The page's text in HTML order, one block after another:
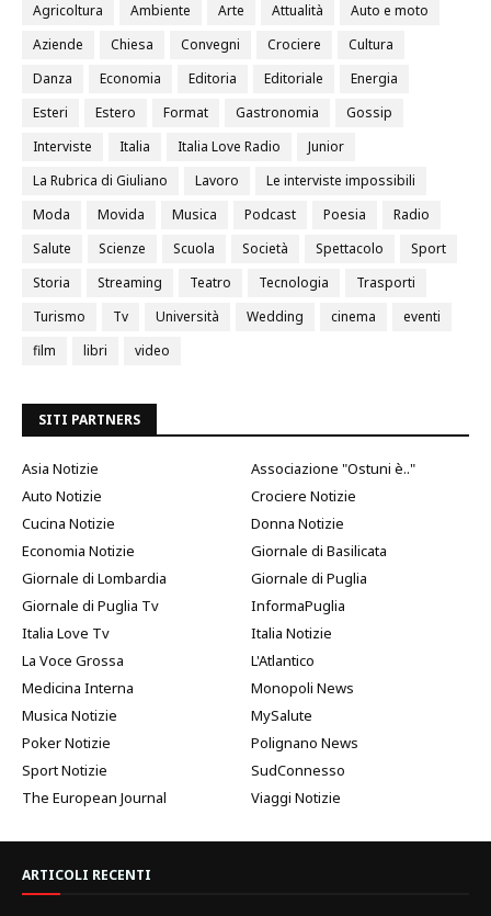
Agricoltura Ambiente Arte Attualità
Auto e moto
Aziende
Chiesa Convegni Crociere
Cultura
Danza
Economia Editoria Editoriale
Energia
Esteri
Estero Format Gastronomia
Gossip
Interviste
Italia Italia Love Radio
Junior
La Rubrica di Giuliano
Lavoro
Le interviste impossibili
Moda
Movida Musica Podcast Poesia
Radio
Salute
Scienze Scuola Società Spettacolo
Sport
Storia
Streaming Teatro Tecnologia
Trasporti
Turismo
Tv Università Wedding cinema
eventi
film
libri video
SITI PARTNERS
Asia Notizie
Associazione "Ostuni è.."
Auto Notizie
Crociere Notizie
Cucina Notizie
Donna Notizie
Economia Notizie
Giornale di Basilicata
Giornale di Lombardia
Giornale di Puglia
Giornale di Puglia Tv
InformaPuglia
Italia Love Tv
Italia Notizie
La Voce Grossa
L'Atlantico
Medicina Interna
Monopoli News
Musica Notizie
MySalute
Poker Notizie
Polignano News
Sport Notizie
SudConnesso
The European Journal
Viaggi Notizie
ARTICOLI RECENTI